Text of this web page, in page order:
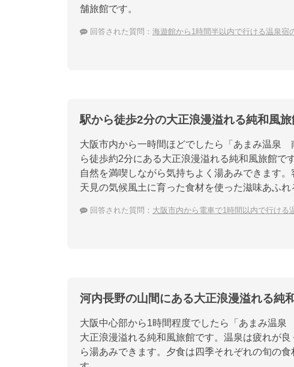
舗旅館です。
回答された質問： 海遊館から1時間半以内で行ける温泉宿
駅から徒歩2分の大正浪漫溢れる純和風旅
大阪市内から一時間ほどでしたら「あまみ温泉
ら徒歩約2分にある大正浪漫溢れる純和風旅館
自然を満喫しながら気持ちよく湯あみできます
天見の気候風土に育った食材を使った滋味あふれ
回答された質問： 大阪市内から電車で1時間以内で行ける
河内長野の山間にある大正浪漫溢れる純
大阪中心部から1時間程度でしたら「あまみ温
大正浪漫溢れる純和風旅館です。温泉は疲れが
ら湯あみできます。夕食は四季それぞれの旬の